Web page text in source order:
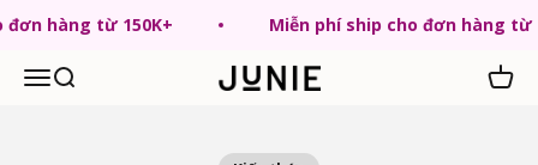
đơn hàng từ 150K+ Miễn phí ship cho đơn hàng từ
MenuTìm kiếm JUNIE VN Giỏ